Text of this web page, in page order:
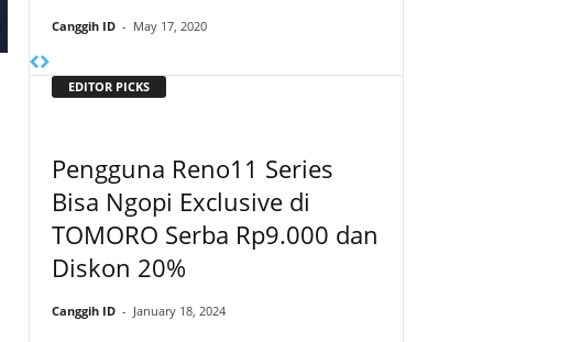
Canggih ID - May 17, 2020
EDITOR PICKS
Pengguna Reno11 Series
Bisa Ngopi Exclusive di
TOMORO Serba Rp9.000 dan
Diskon 20%
Canggih ID - January 18, 2024